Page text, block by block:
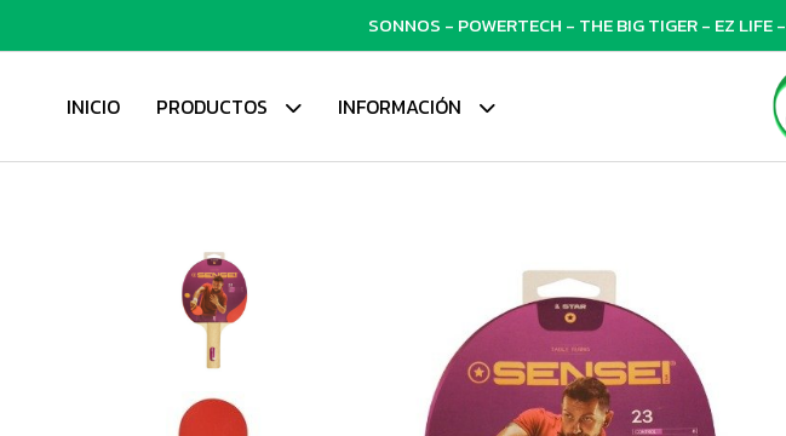
SONNOS - POWERTECH - THE BIG TIGER - EZ
INICIO PRODUCTOS INFORMACIÓN